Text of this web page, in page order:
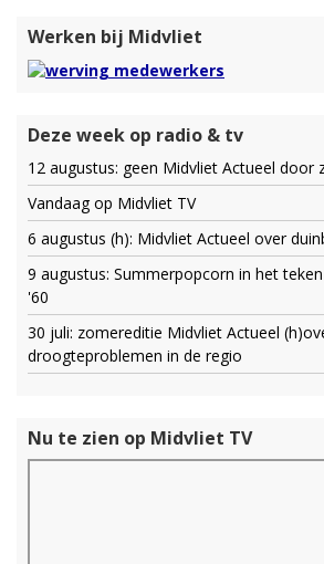
Werken bij Midvliet
Deze week op radio & tv
12 augustus: geen Midvliet Actueel door
Vandaag op Midvliet TV
6 augustus (h): Midvliet Actueel over
9 augustus: Summerpopcorn in het
'60
30 juli: zomereditie Midvliet Actueel
droogteproblemen in de regio
Nu te zien op Midvliet TV